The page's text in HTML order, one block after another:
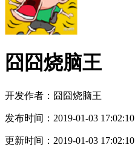
囧囧烧脑王
开发作者： 囧囧烧脑王
发布时间： 2019-01-03 17:02:10
更新时间： 2019-01-03 17:02:10